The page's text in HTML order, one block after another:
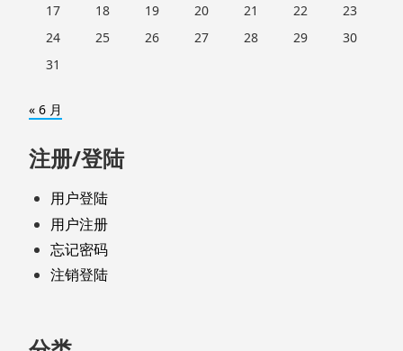
17
18 19 20 21 22
23
24
25 26 27 28 29
30
31
« 6 月
注册/登陆
用户登陆
用户注册
忘记密码
注销登陆